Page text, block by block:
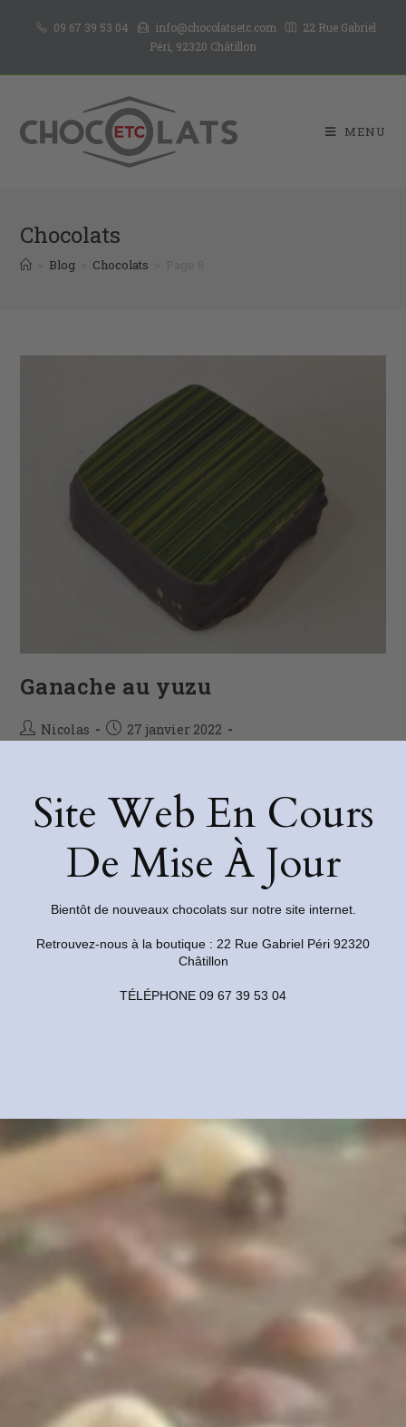
09 67 39 53 04 info@chocolatsetc.com
22 Rue Gabriel
Péri, 92320 Châtillon
MENU
Chocolats
Blog Chocolats
Ganache au yuzu
Nicolas
27 janvier 2022
Continuer La Lecture
Ganache au gingembre
Nicolas
27 janvier 2022
Chocolats
Site Web En Cours
De Mise À Jour
Bientôt de nouveaux chocolats sur notre site internet.
Retrouvez-nous à la boutique : 22 Rue Gabriel Péri 92320
Châtillon
TÉLÉPHONE 09 67 39 53 04